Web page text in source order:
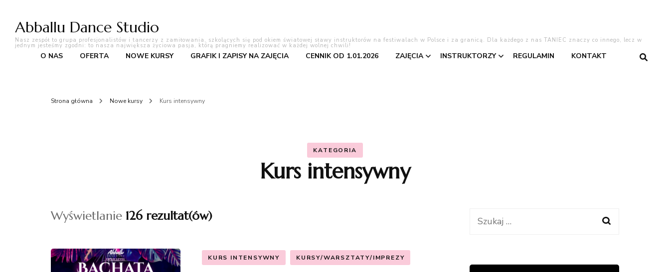
Abballu Dance Studio
Nasz zespół to grupa profesjonalistów i tancerzy z zamiłowania, szkolących się pod okiem światowej sławy instruktorów na festiwalach w Polsce i za granicą. Dla każdego z nas TANIEC znaczy co innego, lecz w
jednym jesteśmy zgodni: to nasza największa życiowa pasja, którą pragniemy realizować w każdej wolnej chwili!
O NAS OFERTA NOWE KURSY GRAFIK I ZAPISY NA ZAJĘCIA CENNIK OD 1.01.2026 ZAJĘCIA INSTRUKTORZY
Oliwia
REGULAMIN KONTAKT
Strona główna Nowe kursy Kurs intensywny
KATEGORIA
Kurs intensywny
Wyświetlanie 126 rezultat(ów)
KURS INTENSYWNY KURSY/WARSZTATY/IMPREZY
Szukaj: